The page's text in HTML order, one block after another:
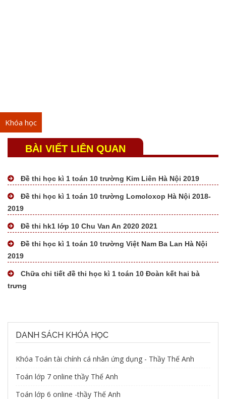
BÀI VIẾT LIÊN QUAN
Đề thi học kì 1 toán 10 trường Kim Liên Hà Nội 2019
Đề thi học kì 1 toán 10 trường Lomoloxop Hà Nội 2018-
2019
Đề thi hk1 lớp 10 Chu Van An 2020 2021
Đề thi học kì 1 toán 10 trường Việt Nam Ba Lan Hà Nội
2019
Chữa chi tiết đề thi học kì 1 toán 10 Đoàn kết hai bà
trưng
DANH SÁCH KHÓA HỌC
Khóa Toán tài chính cá nhân ứng dụng - Thầy Thế Anh
Toán lớp 7 online thầy Thế Anh
Toán lớp 6 online -thầy Thế Anh
Khóa học
Tài liệu mất phí
Tài liệu miễn phí